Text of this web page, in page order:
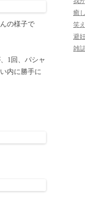
の様子で
1回、パシャ
内に勝手に
癒
笑
避
雑